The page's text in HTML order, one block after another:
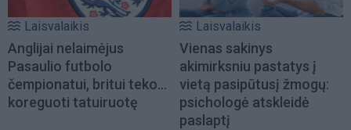
Laisvalaikis
Anglijai nelaimėjus
Pasaulio futbolo
čempionatui, britui teko...
koreguoti tatuiruotę
Laisvalaikis
Vienas sakinys
akimirksniu pastatys į
vietą pasipūtusį žmogų:
psichologė atskleidė
paslaptį